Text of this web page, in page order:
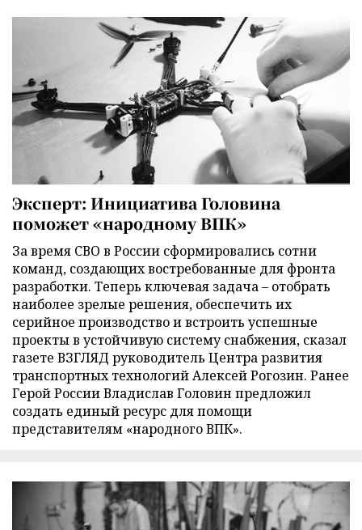
Эксперт: Инициатива Головина
поможет «народному ВПК»
За время СВО в России сформировались сотни
команд, создающих востребованные для фронта
разработки. Теперь ключевая задача – отобрать
наиболее зрелые решения, обеспечить их
серийное производство и встроить успешные
проекты в устойчивую систему снабжения, сказал
газете ВЗГЛЯД руководитель Центра развития
транспортных технологий Алексей Рогозин. Ранее
Герой России Владислав Головин предложил
создать единый ресурс для помощи
представителям «народного ВПК».